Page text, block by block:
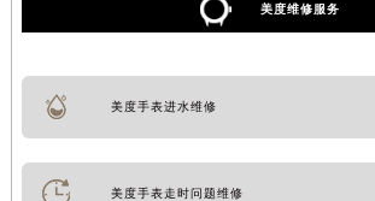
美度维修服务
美度手表进水维修
美度手表走时问题维修